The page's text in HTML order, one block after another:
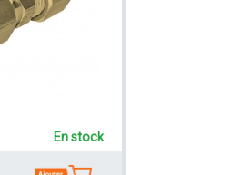
En stock